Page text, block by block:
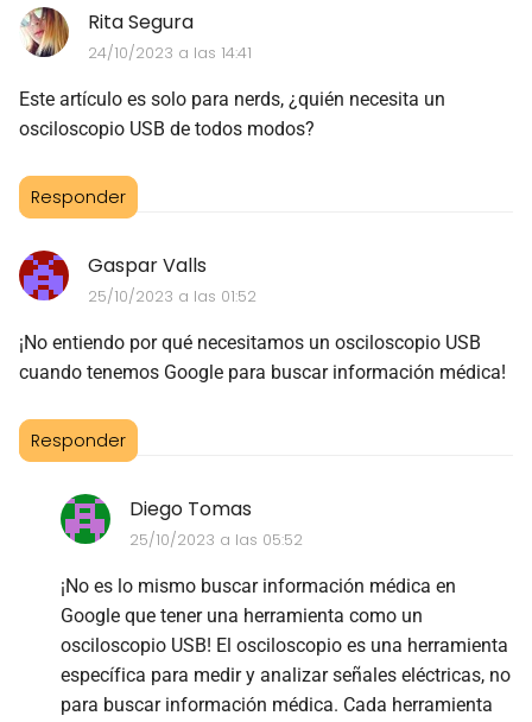
Rita Segura
24/10/2023 a las 14:41
Este artículo es solo para nerds, ¿quién necesita un
osciloscopio USB de todos modos?
Responder
Gaspar Valls
25/10/2023 a las 01:52
¡No entiendo por qué necesitamos un osciloscopio USB
cuando tenemos Google para buscar información médica!
Responder
Diego Tomas
25/10/2023 a las 05:52
¡No es lo mismo buscar información médica en
Google que tener una herramienta como un
osciloscopio USB! El osciloscopio es una herramienta
específica para medir y analizar señales eléctricas, no
para buscar información médica. Cada herramienta